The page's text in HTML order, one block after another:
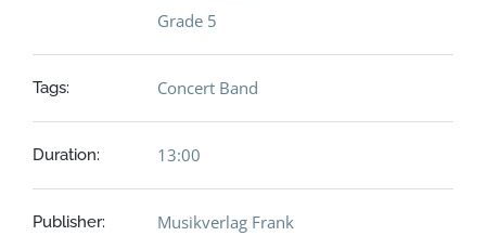
Grade 5
Tags: Concert Band
Duration: 13:00
Publisher: Musikverlag Frank